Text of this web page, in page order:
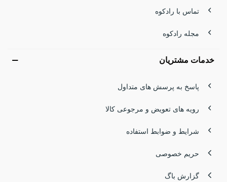
تماس با رادکوه
مجله رادکوه
خدمات مشتریان
پاسخ به پرسش های متداول
رویه های تعویض و مرجوعی کالا
شرایط و ضوابط استفاده
حریم خصوصی
گزارش باگ